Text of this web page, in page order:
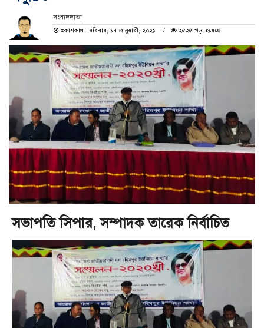
সংবাদদাতা
প্রকাশকাল : রবিবার, ১৭ জানুয়ারী, ২০২১
২৫২৫ পড়া হয়েছে
সভাপতি সিপার, সম্পাদক তারেক নির্বাচিত